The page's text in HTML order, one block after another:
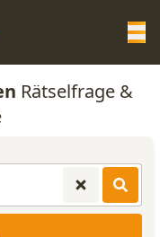
HILFE
Rätselfrage &